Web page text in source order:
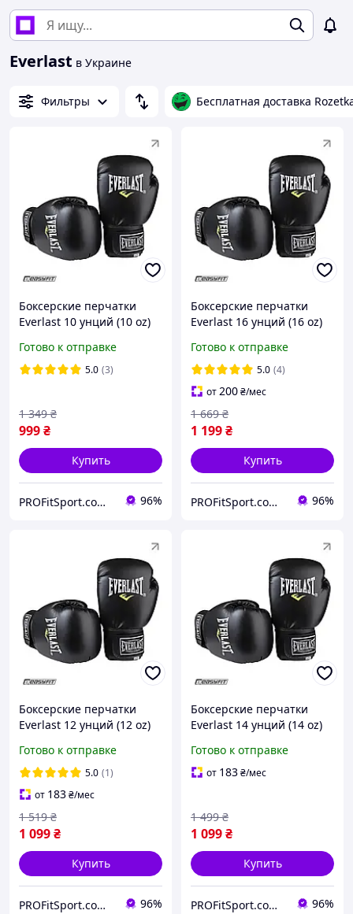
Everlast в Украине
Фильтры Бесплатная доставка
Боксерские перчатки
Everlast 10 унций (10 oz)
Готово к отправке
5.0 (3)
999₴
1 349 ₴
Купить
PROFitSport.com.ua - Интернет-магазин спортинвентаря 96%
Боксерские перчатки
Everlast 16 унций (16 oz)
Готово к отправке
5.0 (4)
от200₴/мес
1 199₴
1 669 ₴
Купить
PROFitSport.com.ua - Интернет-магазин спортинвентаря 96%
Боксерские перчатки
Everlast 12 унций (12 oz)
Готово к отправке
5.0 (1)
от 183₴/мес
1 099₴
1 519 ₴
Купить
PROFitSport.com.ua - Интернет-магазин спортинвентаря 96%
Боксерские перчатки
Everlast 14 унций (14 oz)
Готово к отправке
от 183₴/мес
1 099₴
1 499 ₴
Купить
PROFitSport.com.ua - Интернет-магазин спортинвентаря 96%